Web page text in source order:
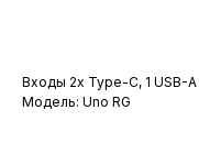
Входы 2x Type-C, 1 USB-A
Модель: Uno RG